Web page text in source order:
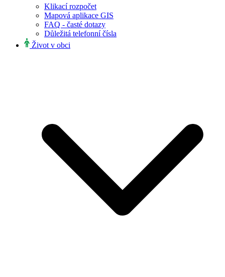
Klikací rozpočet
Mapová aplikace GIS
FAQ - časté dotazy
Důležitá telefonní čísla
Život v obci